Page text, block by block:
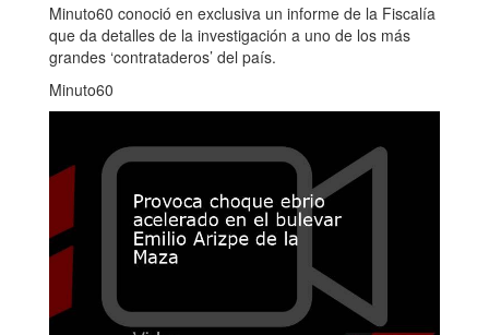
Minuto60 conoció en exclusiva un informe de la Fiscalía
que da detalles de la investigación a uno de los más
grandes ‘contrataderos’ del país.
Minuto60